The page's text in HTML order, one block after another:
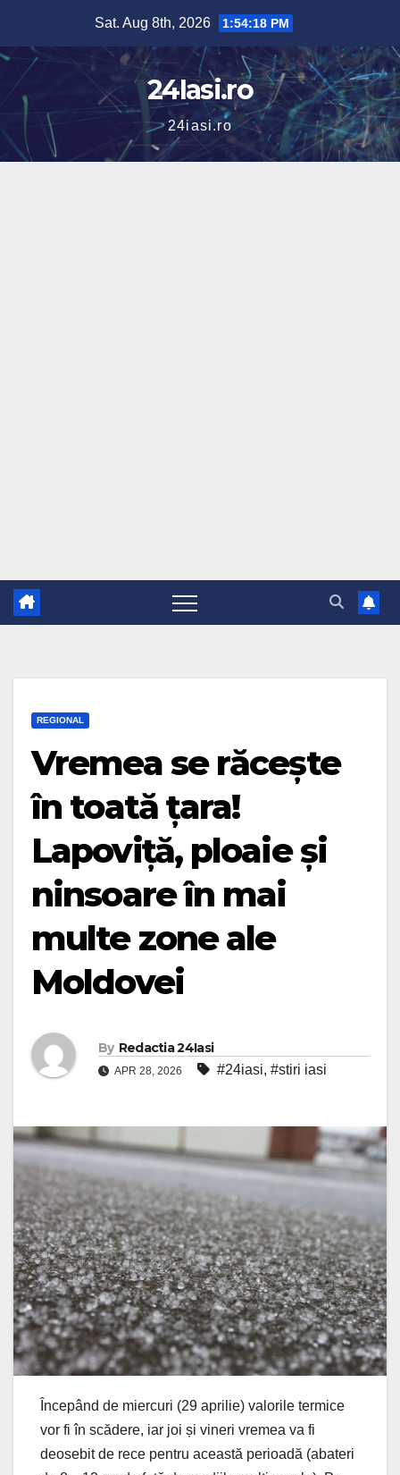
content
Sat. Aug 8th, 2026 1:54:19 PM
24Iasi.ro
24iasi.ro
REGIONAL
Vremea se răcește
în toată țara!
Lapoviță, ploaie și
ninsoare în mai
multe zone ale
Moldovei
By Redactia 24Iasi
APR 28, 2026 #24iasi, #stiri iasi
Începând de miercuri (29 aprilie) valorile termice
vor fi în scădere, iar joi și vineri vremea va fi
deosebit de rece pentru această perioadă (abateri